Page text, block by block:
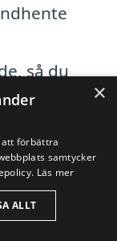
så du
passer
utan
×
att förbättra
samtycker
Läs mer
ALLT